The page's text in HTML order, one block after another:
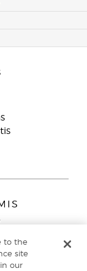
to the
site
our